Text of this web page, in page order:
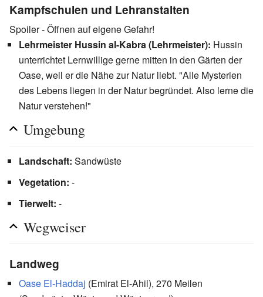
Kampfschulen und Lehranstalten
Spoiler - Öffnen auf eigene Gefahr!
Lehrmeister Hussin al-Kabra (Lehrmeister): Hussin
unterrichtet Lernwillige gerne mitten in den Gärten der
Oase, weil er die Nähe zur Natur liebt. "Alle Mysterien
des Lebens liegen in der Natur begründet. Also lerne die
Natur verstehen!"
Umgebung
Landschaft: Sandwüste
Vegetation: -
Tierwelt: -
Wegweiser
Landweg
Oase El-Haddaj (Emirat El-Ahil), 270 Meilen